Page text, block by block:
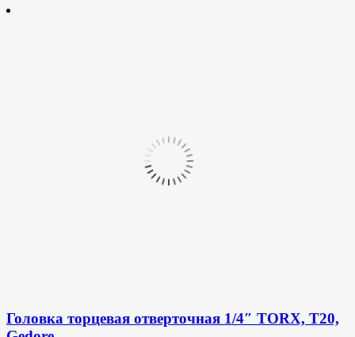
Головка торцевая отверточная 1/4″ TORX, T20,